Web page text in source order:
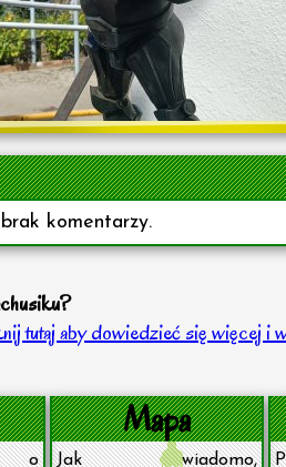
komentarzy.
tutaj aby dowiedzieć się więcej i
o
Mapa
Jak wiadomo,